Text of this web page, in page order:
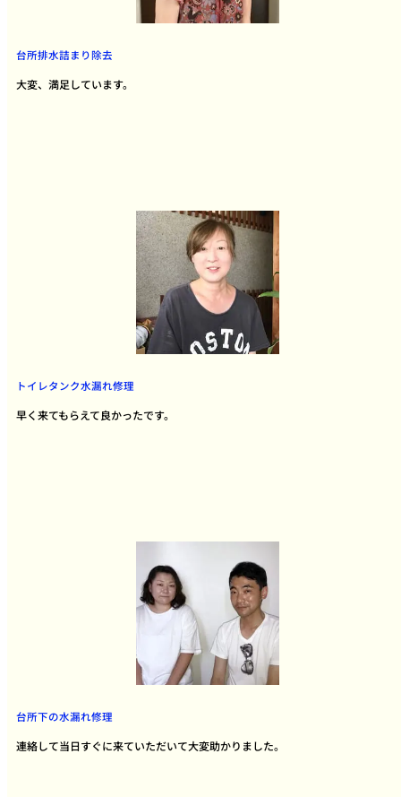
台所排水詰まり除去
大変、満足しています。
トイレタンク水漏れ修理
早く来てもらえて良かったです。
台所下の水漏れ修理
連絡して当日すぐに来ていただいて大変助かりました。